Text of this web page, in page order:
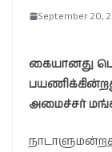
September 20,
கையானது
அமைச்சர்